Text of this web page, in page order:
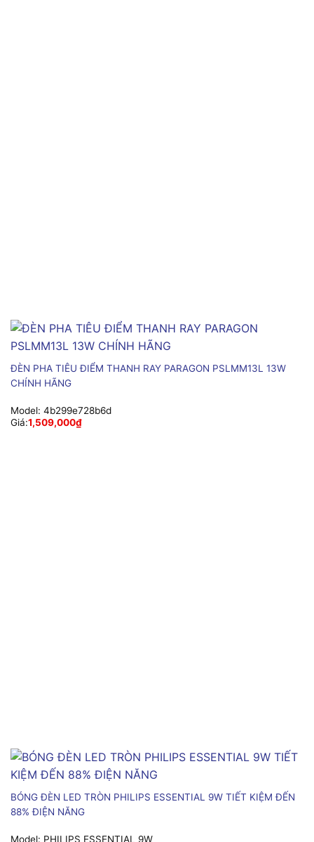
ĐÈN PHA TIÊU ĐIỂM THANH RAY PARAGON PSLMM13L 13W
CHÍNH HÃNG
Model: 4b299e728b6d
Giá:1,509,000₫
BÓNG ĐÈN LED TRÒN PHILIPS ESSENTIAL 9W TIẾT KIỆM ĐẾN
88% ĐIỆN NĂNG
Model: PHILIPS ESSENTIAL 9W